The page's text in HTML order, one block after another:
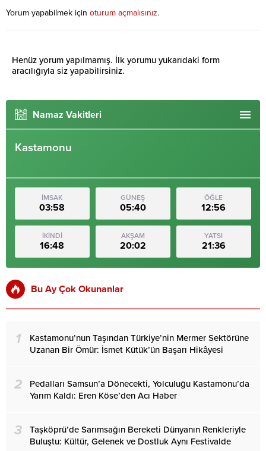
Yorum yapabilmek için oturum açmalısınız.
Henüz yorum yapılmamış. İlk yorumu yukarıdaki form
aracılığıyla siz yapabilirsiniz.
Namaz Vakitleri
Kastamonu
İMSAK
03:58
GÜNEŞ
05:40
ÖĞLE
12:56
İKİNDİ
16:48
AKŞAM
20:02
YATSI
21:36
Bu Ay Çok Okunanlar
1
Kastamonu’nun Taşından Türkiye’nin Mermer Sektörüne
Uzanan Bir Ömür: İsmet Kütük’ün Başarı Hikâyesi
2
Pedalları Samsun’a Dönecekti, Yolculuğu Kastamonu’da
Yarım Kaldı: Eren Köse’den Acı Haber
3
Taşköprü’de Sarımsağın Bereketi Dünyanın Renkleriyle
Buluştu: Kültür, Gelenek ve Dostluk Aynı Festivalde